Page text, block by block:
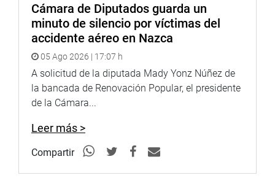
Cámara de Diputados guarda un
minuto de silencio por víctimas del
accidente aéreo en Nazca
05 Ago 2026 | 17:07 h
A solicitud de la diputada Mady Yonz Núñez de
la bancada de Renovación Popular, el presidente
de la Cámara...
Leer más >
Compartir